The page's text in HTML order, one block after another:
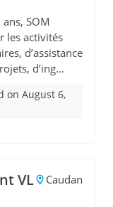
SOM
les activités
d’assistance
d’ing...
on August 6,
VL
Caudan